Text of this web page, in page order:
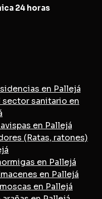
24 horas
en Pallejá
sector sanitario en
en Pallejá
(Ratas, ratones)
en Pallejá
en Pallejá
en Pallejá